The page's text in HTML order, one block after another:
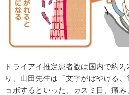
ドライアイ推定患者数は国内で約
り、山田先生は「文字がぼやける
ョボするといった、カスミ目、痛